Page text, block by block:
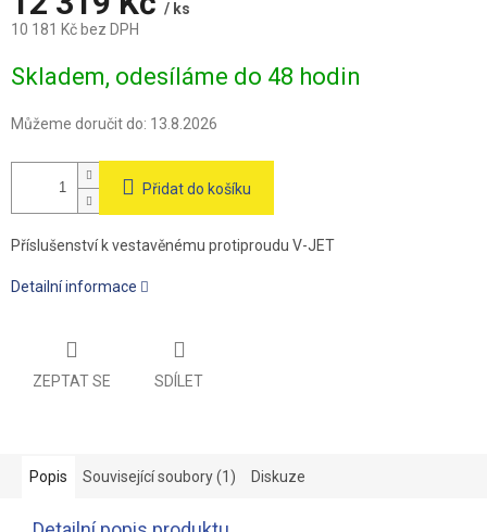
/ ks
10 181 Kč bez DPH
cena:
Skladem, odesíláme do 48 hodin
Můžeme doručit do: 13.8.2026
Přidat do košíku
Příslušenství k vestavěnému protiproudu V-JET
Detailní informace
ZEPTAT SE SDÍLET
Popis Související soubory (1) Diskuze